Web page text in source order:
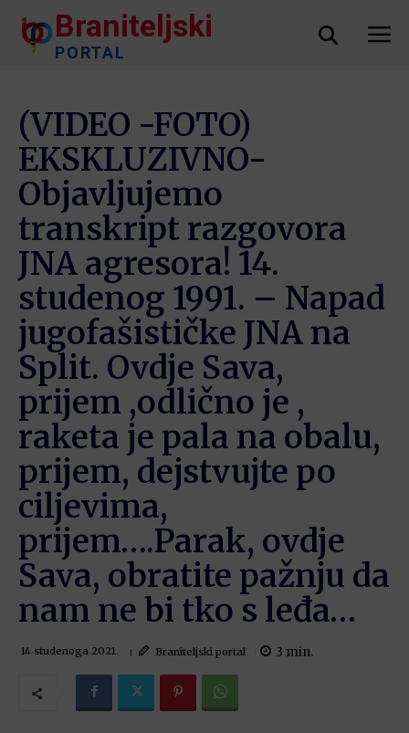
Braniteljski
PORTAL
(VIDEO -FOTO)
EKSKLUZIVNO-
Objavljujemo
transkript razgovora
JNA agresora! 14.
studenog 1991. – Napad
jugofašističke JNA na
Split. Ovdje Sava,
prijem ,odlično je ,
raketa je pala na obalu,
prijem, dejstvujte po
ciljevima,
prijem….Parak, ovdje
Sava, obratite pažnju da
nam ne bi tko s leđa…
14 studenoga 2021. Braniteljski portal 3 min.